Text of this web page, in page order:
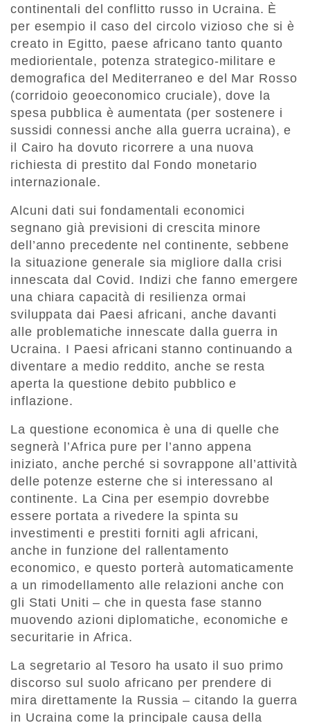
continentali del conflitto russo in Ucraina. È
per esempio il caso del circolo vizioso che si è
creato in Egitto, paese africano tanto quanto
mediorientale, potenza strategico-militare e
demografica del Mediterraneo e del Mar Rosso
(corridoio geoeconomico cruciale), dove la
spesa pubblica è aumentata (per sostenere i
sussidi connessi anche alla guerra ucraina), e
il Cairo ha dovuto ricorrere a una nuova
richiesta di prestito dal Fondo monetario
internazionale.
Alcuni dati sui fondamentali economici
segnano già previsioni di crescita minore
dell’anno precedente nel continente, sebbene
la situazione generale sia migliore dalla crisi
innescata dal Covid. Indizi che fanno emergere
una chiara capacità di resilienza ormai
sviluppata dai Paesi africani, anche davanti
alle problematiche innescate dalla guerra in
Ucraina. I Paesi africani stanno continuando a
diventare a medio reddito, anche se resta
aperta la questione debito pubblico e
inflazione.
La questione economica è una di quelle che
segnerà l’Africa pure per l’anno appena
iniziato, anche perché si sovrappone all’attività
delle potenze esterne che si interessano al
continente. La Cina per esempio dovrebbe
essere portata a rivedere la spinta su
investimenti e prestiti forniti agli africani,
anche in funzione del rallentamento
economico, e questo porterà automaticamente
a un rimodellamento alle relazioni anche con
gli Stati Uniti – che in questa fase stanno
muovendo azioni diplomatiche, economiche e
securitarie in Africa.
La segretario al Tesoro ha usato il suo primo
discorso sul suolo africano per prendere di
mira direttamente la Russia – citando la guerra
in Ucraina come la principale causa della